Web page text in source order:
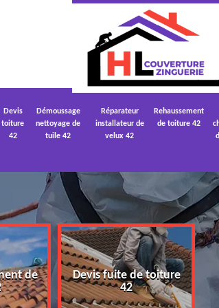
Devis
toiture
42
Démoussage
nettoyage de
tuile 42
Réparateur
installateur de
velux 42
Rehaussement
de toiture 42
de
Devis fuite de toiture
42